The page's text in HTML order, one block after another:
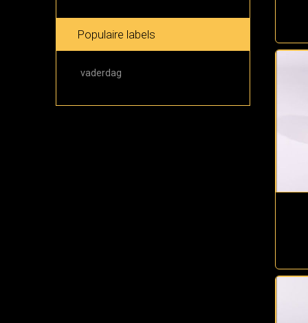
Populaire labels
vaderdag